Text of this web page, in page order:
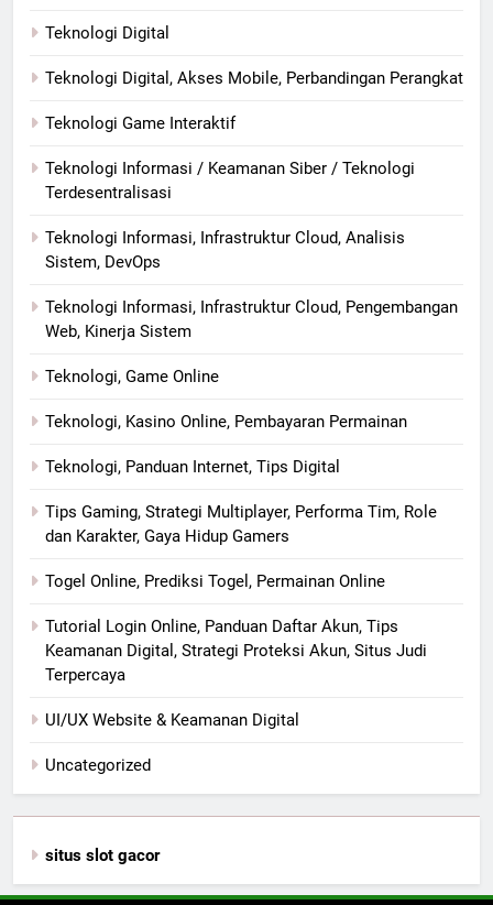
Teknologi Digital
Teknologi Digital, Akses Mobile, Perbandingan Perangkat
Teknologi Game Interaktif
Teknologi Informasi / Keamanan Siber / Teknologi
Terdesentralisasi
Teknologi Informasi, Infrastruktur Cloud, Analisis
Sistem, DevOps
Teknologi Informasi, Infrastruktur Cloud, Pengembangan
Web, Kinerja Sistem
Teknologi, Game Online
Teknologi, Kasino Online, Pembayaran Permainan
Teknologi, Panduan Internet, Tips Digital
Tips Gaming, Strategi Multiplayer, Performa Tim, Role
dan Karakter, Gaya Hidup Gamers
Togel Online, Prediksi Togel, Permainan Online
Tutorial Login Online, Panduan Daftar Akun, Tips
Keamanan Digital, Strategi Proteksi Akun, Situs Judi
Terpercaya
UI/UX Website & Keamanan Digital
Uncategorized
situs slot gacor